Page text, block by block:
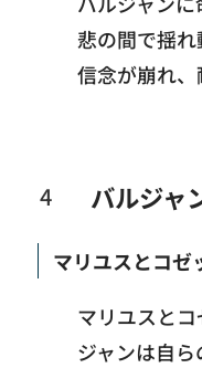
悲の間で揺
信念が崩れ、
バルジャ
マリユスとコゼ
マリユスと
ジャンは自